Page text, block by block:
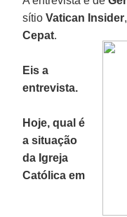
sítioVatican Insider
Cepat.
Eis a
entrevista.
Hoje, qual é
a situação
da Igreja
Católica em